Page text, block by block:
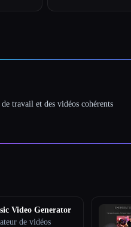
travail et des vidéos cohérents
Video Generator
de vidéos